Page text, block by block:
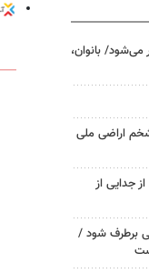
می‌شود/ بانوان،
اراضی ملی
جدایی از
برطرف شود /